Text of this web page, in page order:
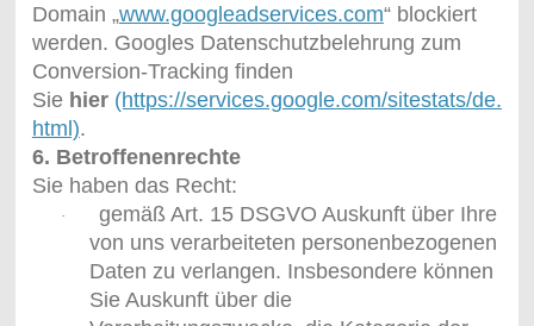
Domain „www.googleadservices.com“ blockiert
werden. Googles Datenschutzbelehrung zum
Conversion-Tracking finden
Sie hier (https://services.google.com/sitestats/de.
html).
6. Betroffenenrechte
Sie haben das Recht:
·
gemäß Art. 15 DSGVO Auskunft über Ihre
von uns verarbeiteten personenbezogenen
Daten zu verlangen. Insbesondere können
Sie Auskunft über die